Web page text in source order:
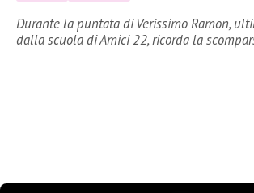
Durante la puntata di Verissimo Ramon,
dalla scuola di Amici 22, ricorda la